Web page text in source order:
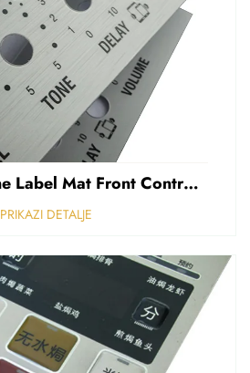
Gloss membrane Label Mat Front Control Panel Sticker Refuziran polikarbonat Grafički prekriven
PRIKAZI DETALJE